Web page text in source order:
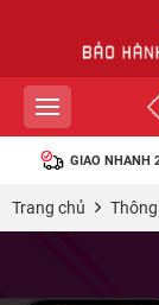
GIAO NHANH
Trang chủ